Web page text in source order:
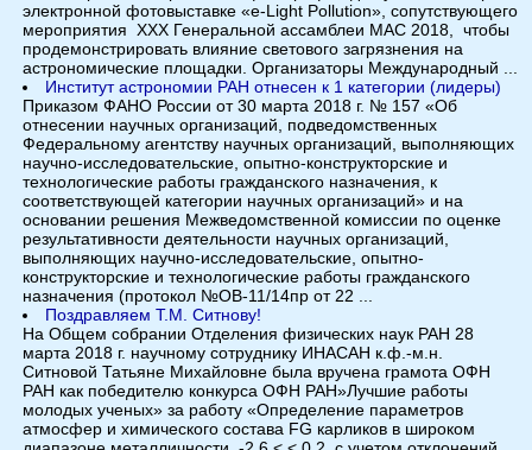
электронной фотовыставке «e-Light Pollution», сопутствующего
мероприятия ХХХ Генеральной ассамблеи МАС 2018, чтобы
продемонстрировать влияние светового загрязнения на
астрономические площадки. Организаторы Международный ...
Институт астрономии РАН отнесен к 1 категории (лидеры)
Приказом ФАНО России от 30 марта 2018 г. № 157 «Об
отнесении научных организаций, подведомственных
Федеральному агентству научных организаций, выполняющих
научно-исследовательские, опытно-конструкторские и
технологические работы гражданского назначения, к
соответствующей категории научных организаций» и на
основании решения Межведомственной комиссии по оценке
результативности деятельности научных организаций,
выполняющих научно-исследовательские, опытно-
конструкторские и технологические работы гражданского
назначения (протокол №ОВ-11/14пр от 22 ...
Поздравляем Т.М. Ситнову!
На Общем собрании Отделения физических наук РАН 28
марта 2018 г. научному сотруднику ИНАСАН к.ф.-м.н.
Ситновой Татьяне Михайловне была вручена грамота ОФН
РАН как победителю конкурса ОФН РАН»Лучшие работы
молодых ученых» за работу «Определение параметров
атмосфер и химического состава FG карликов в широком